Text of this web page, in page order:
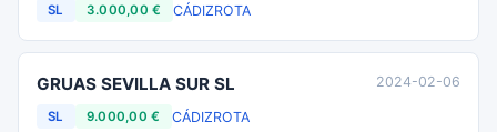
SL 3.000,00 € CÁDIZROTA
GRUAS SEVILLA SUR SL
SL 9.000,00 € CÁDIZROTA
2024-02-06